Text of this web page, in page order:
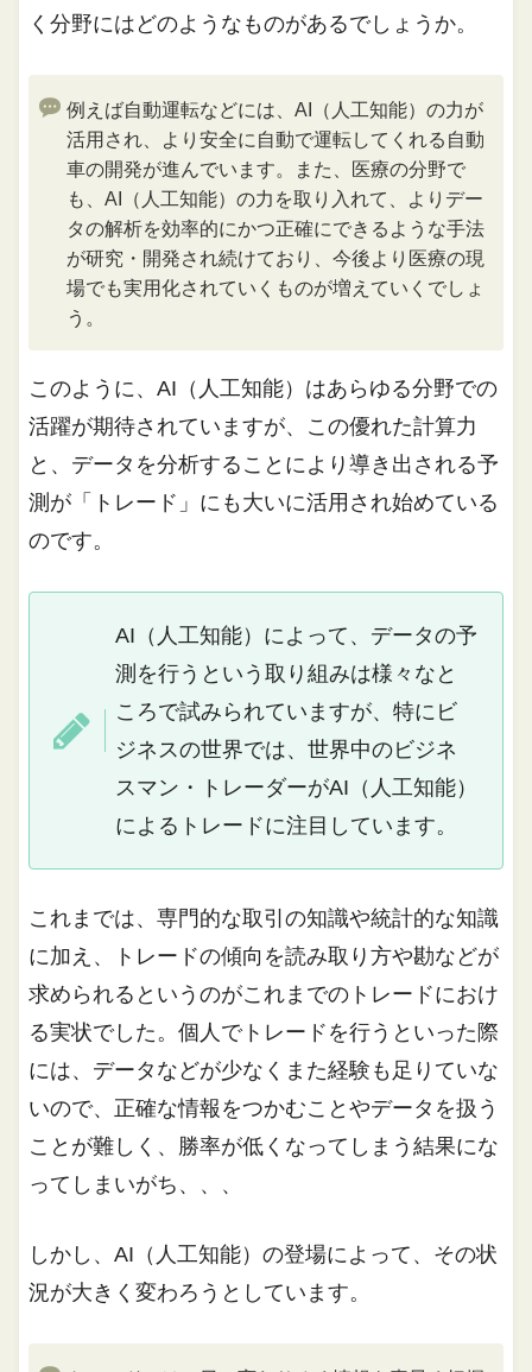
く分野にはどのようなものがあるでしょうか。
例えば自動運転などには、AI（人工知能）の力が
活用され、より安全に自動で運転してくれる自動
車の開発が進んでいます。また、医療の分野で
も、AI（人工知能）の力を取り入れて、よりデー
タの解析を効率的にかつ正確にできるような手法
が研究・開発され続けており、今後より医療の現
場でも実用化されていくものが増えていくでしょ
う。
このように、AI（人工知能）はあらゆる分野での
活躍が期待されていますが、この優れた計算力
と、データを分析することにより導き出される予
測が「トレード」にも大いに活用され始めている
のです。
AI（人工知能）によって、データの予
測を行うという取り組みは様々なと
ころで試みられていますが、特にビ
ジネスの世界では、世界中のビジネ
スマン・トレーダーがAI（人工知能）
によるトレードに注目しています。
これまでは、専門的な取引の知識や統計的な知識
に加え、トレードの傾向を読み取り方や勘などが
求められるというのがこれまでのトレードにおけ
る実状でした。個人でトレードを行うといった際
には、データなどが少なくまた経験も足りていな
いので、正確な情報をつかむことやデータを扱う
ことが難しく、勝率が低くなってしまう結果にな
ってしまいがち、、、
しかし、AI（人工知能）の登場によって、その状
況が大きく変わろうとしています。